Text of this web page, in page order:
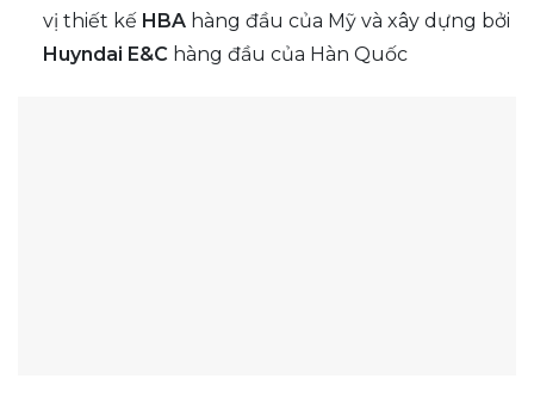
vị thiết kế HBAhàng đầu của Mỹ và xây dựng bởi
Huyndai E&Chàng đầu của Hàn Quốc